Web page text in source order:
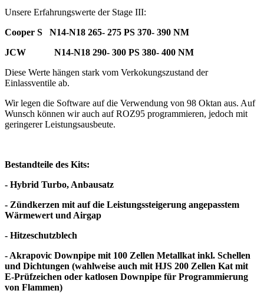
Unsere Erfahrungswerte der Stage III:
Cooper S N14-N18 265- 275 PS 370- 390 NM
JCW N14-N18 290- 300 PS 380- 400 NM
Diese Werte hängen stark vom Verkokungszustand der
Einlassventile ab.
Wir legen die Software auf die Verwendung von 98 Oktan aus. Auf
Wunsch können wir auch auf ROZ95 programmieren, jedoch mit
geringerer Leistungsausbeute.
Bestandteile des Kits:
- Hybrid Turbo, Anbausatz
- Zündkerzen mit auf die Leistungssteigerung angepasstem
Wärmewert und Airgap
- Hitzeschutzblech
- Akrapovic Downpipe mit 100 Zellen Metallkat inkl. Schellen
und Dichtungen (wahlweise auch mit HJS 200 Zellen Kat mit
E-Prüfzeichen oder katlosen Downpipe für Programmierung
von Flammen)